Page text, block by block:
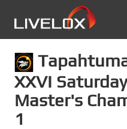
XXVI
Master's
1